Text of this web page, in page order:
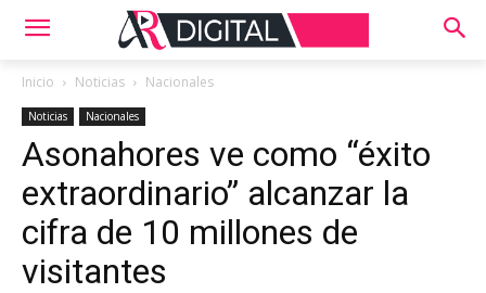
Inicio Noticias Nacionales
Noticias Nacionales
Asonahores ve como “éxito
extraordinario” alcanzar la
cifra de 10 millones de
visitantes